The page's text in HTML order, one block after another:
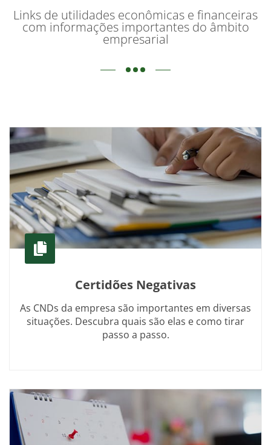
Links de utilidades econômicas e financeiras
com informações importantes do âmbito
empresarial
Certidões Negativas
As CNDs da empresa são importantes em diversas
situações. Descubra quais são elas e como tirar
passo a passo.